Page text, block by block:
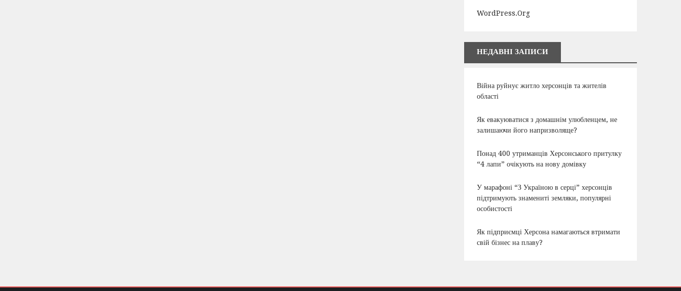
WordPress.org
НЕДАВНІ ЗАПИСИ
Війна руйнує житло херсонців та жителів
області
Як евакуюватися з домашнім улюбленцем, не
залишаючи його напризволяще?
Понад 400 утриманців Херсонського притулку
“4 лапи” очікують на нову домівку
У марафоні “З Україною в серці” херсонців
підтримують знамениті земляки, популярні
особистості
Як підприємці Херсона намагаються втримати
свій бізнес на плаву?